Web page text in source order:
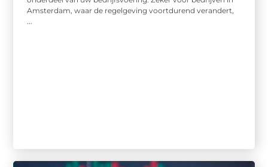
Amsterdam, waar de regelgeving voortdurend verandert,
...